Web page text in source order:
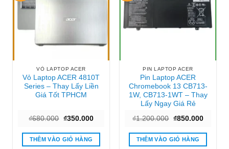
VỎ LAPTOP ACER
Vỏ Laptop ACER 4810T
Series – Thay Lấy Liền
Giá Tốt TPHCM
₫680.000 Giá
là:
₫680.000.
₫350.000Giá
tại
₫350.000.
THÊM VÀO GIỎ HÀNG
PIN LAPTOP ACER
Pin Laptop ACER
Chromebook 13 CB713-
1W, CB713-1WT – Thay
Lấy Ngay Giá Rẻ
₫1.200.000 Giá
là:
₫1.200.000.
₫850.000Giá
tại
THÊM VÀO GIỎ HÀNG